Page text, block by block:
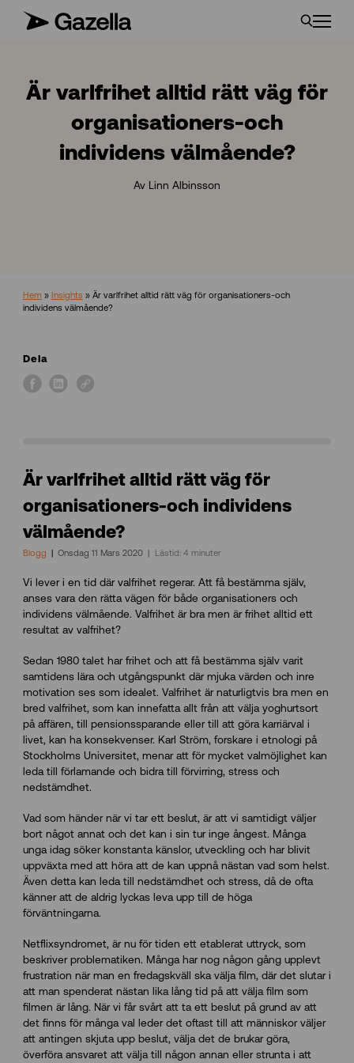
Är varlfrihet alltid rätt väg för
organisationers-och
individens välmående?
Av Linn Albinsson
Hem » Insights » Är varlfrihet alltid rätt väg för organisationers-och
individens välmående?
Dela
Är varlfrihet alltid rätt väg för
organisationers-och individens
välmående?
Blogg Onsdag 11 Mars 2020 Lästid: 4 minuter
Vi lever i en tid där valfrihet regerar. Att få bestämma själv,
anses vara den rätta vägen för både organisationers och
individens välmående. Valfrihet är bra men är frihet alltid ett
resultat av valfrihet?
Sedan 1980 talet har frihet och att få bestämma själv varit
samtidens lära och utgångspunkt där mjuka värden och inre
motivation ses som idealet. Valfrihet är naturligtvis bra men en
bred valfrihet, som kan innefatta allt från att välja yoghurtsort
på affären, till pensionssparande eller till att göra karriärval i
livet, kan ha konsekvenser. Karl Ström, forskare i etnologi på
Stockholms Universitet, menar att för mycket valmöjlighet kan
leda till förlamande och bidra till förvirring, stress och
nedstämdhet.
Vad som händer när vi tar ett beslut, är att vi samtidigt väljer
bort något annat och det kan i sin tur inge ångest. Många
unga idag söker konstanta känslor, utveckling och har blivit
uppväxta med att höra att de kan uppnå nästan vad som helst.
Även detta kan leda till nedstämdhet och stress, då de ofta
känner att de aldrig lyckas leva upp till de höga
förväntningarna.
Netflixsyndromet, är nu för tiden ett etablerat uttryck, som
beskriver problematiken. Många har nog någon gång upplevt
frustration när man en fredagskväll ska välja film, där det slutar i
att man spenderat nästan lika lång tid på att välja film som
filmen är lång. När vi får svårt att ta ett beslut på grund av att
det finns för många val leder det oftast till att människor väljer
att antingen skjuta upp beslut, välja det de brukar göra,
överföra ansvaret att välja till någon annan eller strunta i att